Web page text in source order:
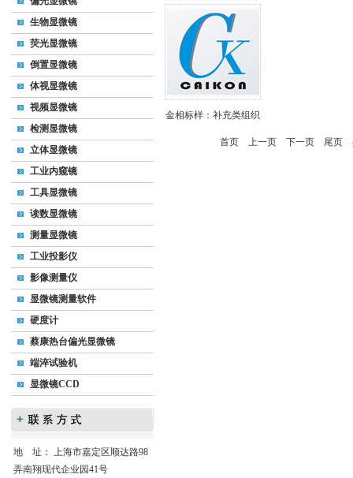
生物显微镜
荧光显微镜
倒置显微镜
体视显微镜
视频显微镜
检测显微镜
立体显微镜
工业内窥镜
工具显微镜
读数显微镜
测量显微镜
工业投影仪
影像测量仪
显微镜测量软件
硬度计
蔡康热台偏光显微镜
端淬试验机
显微镜CCD
地 址： 上海市嘉定区顺达路98
弄南翔现代企业园41号
金相标样：补充类组织
首页 上一页 下一页 尾页